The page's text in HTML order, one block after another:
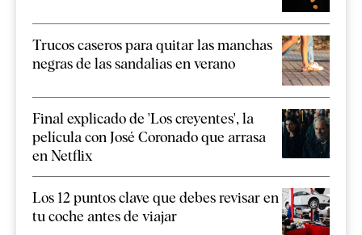
Trucos caseros para quitar las manchas
negras de las sandalias en verano
Final explicado de 'Los creyentes', la
película con José Coronado que arrasa
en Netflix
Los 12 puntos clave que debes revisar en
tu coche antes de viajar